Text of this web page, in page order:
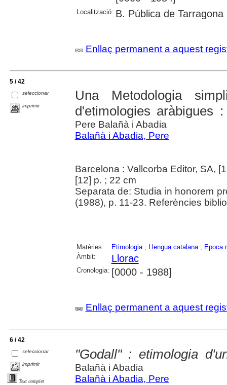
Localització: B. Pública de Tarragona
Enllaç permanent a aquest
5 / 42
seleccionar
imprimir
Una Metodologia
d'etimologies aràbigues
Pere Balañà i Abadia
Balañà i Abadia, Pere
Barcelona : Vallcorba Editor, SA,
[12] p. ; 22 cm
Separata de: Studia in honorem
(1988), p. 11-23. Referències
Matèries: Etimologia; Llengua catalana; Epoca
Àmbit:
Llorac
Cronologia: [0000 - 1988]
Enllaç permanent a aquest
6 / 42
seleccionar
imprimir
Text complet
"Godall" : etimologia
Balañà i Abadia
Balañà i Abadia, Pere